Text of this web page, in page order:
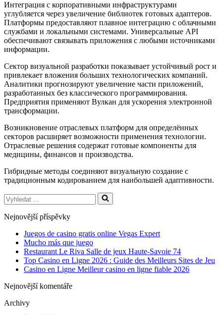
Интеграция с корпоративными инфраструктурами
углубляется через увеличение библиотек готовых адаптеров.
Платформы предоставляют плавное интеграцию с облачными
службами и локальными системами. Универсальные API
обеспечивают связывать приложения с любыми источниками
информации.
Сектор визуальной разработки показывает устойчивый рост и
привлекает вложения больших технологических компаний.
Аналитики прогнозируют увеличение части приложений,
разработанных без классического программирования.
Предприятия применяют Вулкан для ускорения электронной
трансформации.
Возникновение отраслевых платформ для определённых
секторов расширяет возможности применения технологии.
Отраслевые решения содержат готовые компоненты для
медицины, финансов и производства.
Гибридные методы соединяют визуальную создание с
традиционным кодированием для наибольшей адаптивности.
Vyhledat
...
Nejnovější příspěvky
Juegos de casino gratis online Vegas Expert
Mucho más que juego
Restaurant Le Riva Salle de jeux Haute-Savoie 74
Top Casino en Ligne 2026 : Guide des Meilleurs Sites de Jeu
Casino en Ligne Meilleur casino en ligne fiable 2026
Nejnovější komentáře
Archivy